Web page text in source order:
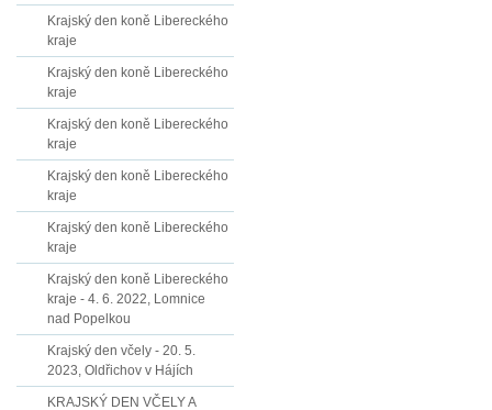
Krajský den koně Libereckého
kraje
Krajský den koně Libereckého
kraje
Krajský den koně Libereckého
kraje
Krajský den koně Libereckého
kraje
Krajský den koně Libereckého
kraje
Krajský den koně Libereckého
kraje - 4. 6. 2022, Lomnice
nad Popelkou
Krajský den včely - 20. 5.
2023, Oldřichov v Hájích
KRAJSKÝ DEN VČELY A